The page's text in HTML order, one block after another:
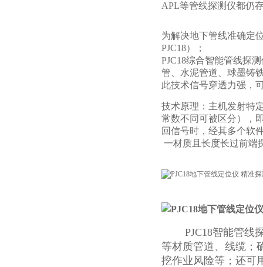
APL等管线探测仪都仍
为解决地下管线准确定
PJC18）；
PJC18综合智能管线探
管、水泥管道、球墨铸
此技术信号穿透力强，
技术原理：主机发射特
常数不同可被区分），
回信号时，经其多个软
一材质且长度长过前端
PJC18智能管线探
等材质管道、线缆；
挖作业风险等；还可